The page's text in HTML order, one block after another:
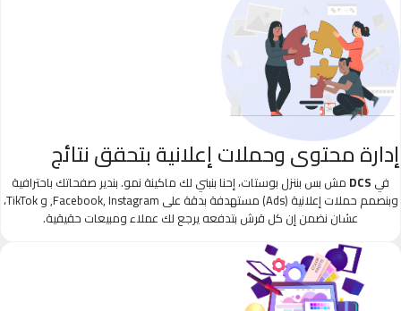
إدارة محتوى وحملات إعلانية بتحقق نتائج
في DCS مش بس بننزل بوستات، إحنا بنبني لك ماكينة نمو. بندير صفحاتك باحترافية
وبنصمم حملات إعلانية (Ads) مستهدفة بدقة على Facebook, Instagram, و TikTok،
عشان نضمن إن كل قرش بتدفعه يرجع لك عملاء ومبيعات حقيقية.